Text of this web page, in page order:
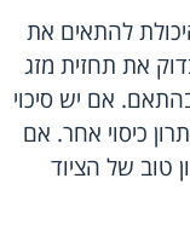
להתאים את
את תחזית מזג
אם יש סיכוי
כיסוי אחר. אם
טוב של הציוד